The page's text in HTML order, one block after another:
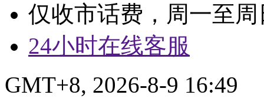
仅收市话费，周一至周
24小时在线客服
GMT+8, 2026-8-9 16:49